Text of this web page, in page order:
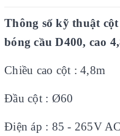
Thông số kỹ thuật
bóng cầu D400, cao
Chiều cao cột : 4,8m
Đầu cột : Ø60
Điện áp : 85 - 265V AC